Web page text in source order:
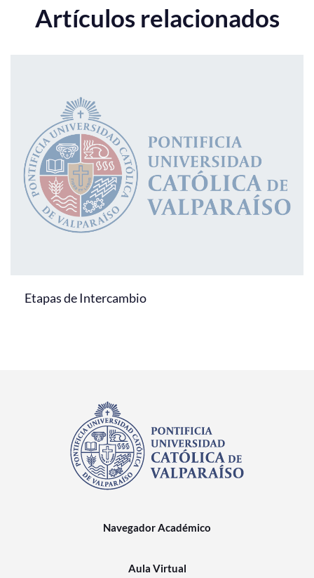
Artículos relacionados
Etapas de Intercambio
Navegador Académico
Aula Virtual